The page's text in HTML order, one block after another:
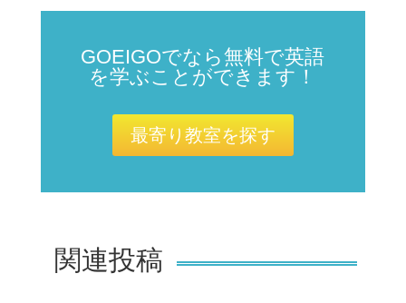
GOEIGOでなら無料で英語
を学ぶことができます！
最寄り教室を探す
関連投稿